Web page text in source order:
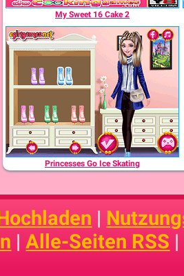
My Sweet 16 Cake 2
Princesses Go Ice Skating
|
|Alle-Seiten RSS |